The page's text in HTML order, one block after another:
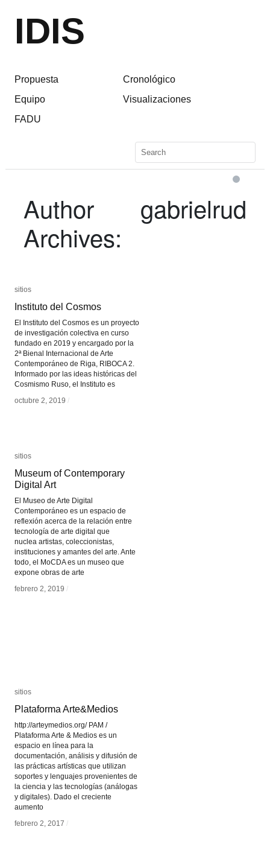
IDIS
Propuesta
Equipo
FADU
Cronológico
Visualizaciones
Author
Archives:
gabrielrud
sitios
Instituto del Cosmos
El Instituto del Cosmos es un proyecto
de investigación colectiva en curso
fundado en 2019 y encargado por la
2ª Bienal Internacional de Arte
Contemporáneo de Riga, RIBOCA 2.
Informado por las ideas históricas del
Cosmismo Ruso, el Instituto es
octubre 2, 2019 /
sitios
Instituto del Cosmos
octubre 2, 2019 /
sitios
Museum of Contemporary
Digital Art
El Museo de Arte Digital
Contemporáneo es un espacio de
reflexión acerca de la relación entre
tecnología de arte digital que
nuclea artistas, coleccionistas,
instituciones y amantes del arte. Ante
todo, el MoCDA es un museo que
expone obras de arte
febrero 2, 2019 /
sitios
Museum of Contemporary
Digital Art
febrero 2, 2019 /
sitios
Plataforma Arte&Medios
http://arteymedios.org/ PAM /
Plataforma Arte & Medios es un
espacio en línea para la
documentación, análisis y difusión de
las prácticas artísticas que utilizan
soportes y lenguajes provenientes de
la ciencia y las tecnologías (análogas
y digitales). Dado el creciente
aumento
febrero 2, 2017 /
sitios
Plataforma Arte&Medios
febrero 2, 2017 /